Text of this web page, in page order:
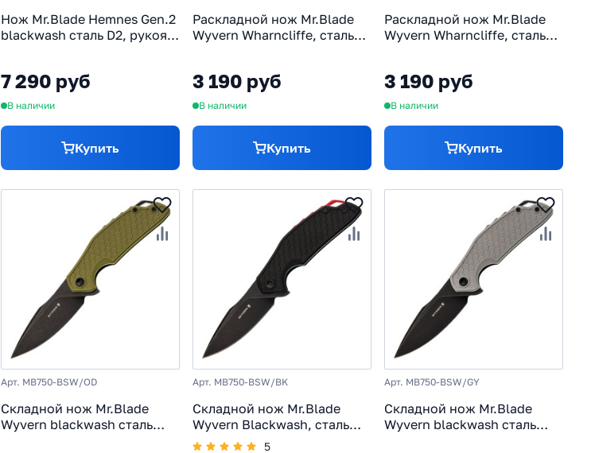
Нож Mr.Blade Hemnes Gen.2
blackwash сталь D2, рукоять
7 290 руб
В наличии
Купить
Раскладной нож Mr.Blade
Wyvern Wharncliffe, сталь
3 190 руб
В наличии
Купить
Раскладной нож Mr.Blade
Wyvern Wharncliffe, сталь
3 190 руб
В наличии
Купить
Арт. MB750-BSW/OD
Складной нож Mr.Blade
Wyvern blackwash сталь
Арт. MB750-BSW/BK
Складной нож Mr.Blade
Wyvern Blackwash, сталь
AUS-8, универсальный EDC
5
Арт. MB750-BSW/GY
Складной нож Mr.Blade
Wyvern blackwash сталь